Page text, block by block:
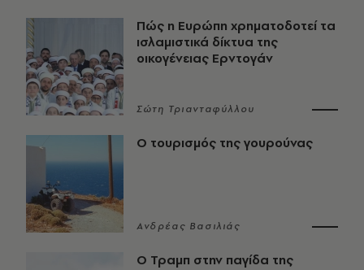
Πώς η Ευρώπη χρηματοδοτεί τα
ισλαμιστικά δίκτυα της
οικογένειας Ερντογάν
Σώτη Τριανταφύλλου
Ο τουρισμός της γουρούνας
Ανδρέας Βασιλιάς
Ο Τραμπ στην παγίδα της